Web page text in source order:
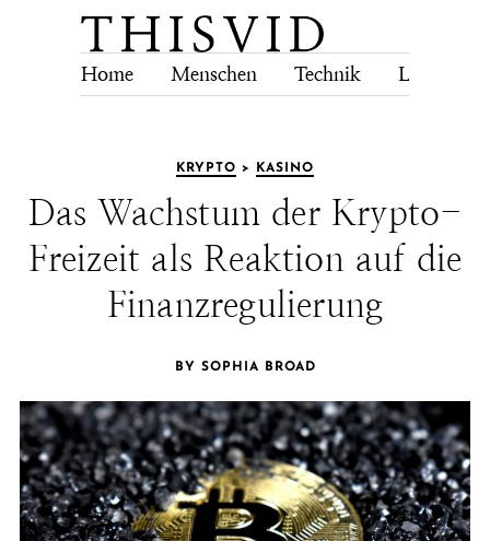
Home Menschen Technik Lebensstil
KRYPTO > KASINO
Das Wachstum der Krypto-
Freizeit als Reaktion auf die
Finanzregulierung
BY SOPHIA BROAD